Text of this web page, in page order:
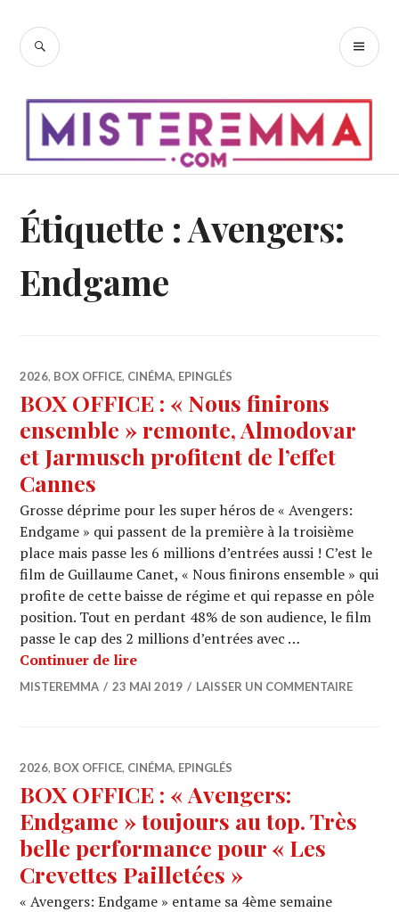
contenu
RECHERCHE
Étiquette :Avengers:
Endgame
2026, BOX OFFICE, CINÉMA, EPINGLÉS
BOX OFFICE : « Nous finirons
ensemble » remonte, Almodovar
et Jarmusch profitent de l’effet
Cannes
Grosse déprime pour les super héros de « Avengers:
Endgame » qui passent de la première à la troisième
place mais passe les 6 millions d’entrées aussi ! C’est le
film de Guillaume Canet, « Nous finirons ensemble » qui
profite de cette baisse de régime et qui repasse en pôle
position. Tout en perdant 48% de son audience, le film
passe le cap des 2 millions d’entrées avec …
Continuer de lireBOX OFFICE : « Nous finirons
MISTEREMMA 23 MAI 2019 LAISSER UN COMMENTAIRE
2026, BOX OFFICE, CINÉMA, EPINGLÉS
BOX OFFICE : « Avengers:
Endgame » toujours au top. Très
belle performance pour « Les
Crevettes Pailletées »
« Avengers: Endgame » entame sa 4ème semaine